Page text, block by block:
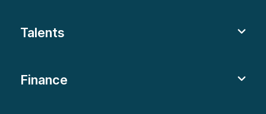
Talents
Finance